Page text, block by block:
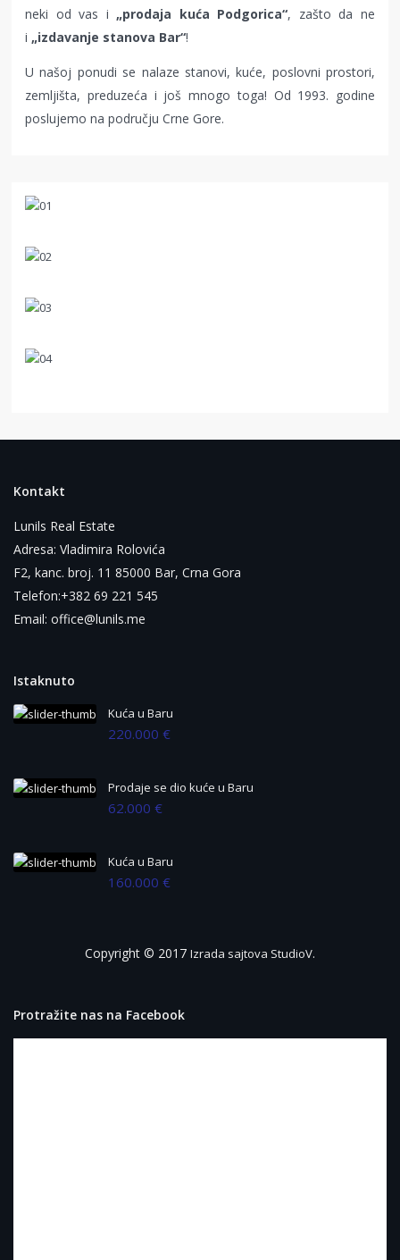
neki od vas i „prodaja kuća Podgorica“, zašto da ne
i „izdavanje stanova Bar“!
U našoj ponudi se nalaze stanovi, kuće, poslovni prostori,
zemljišta, preduzeća i još mnogo toga! Od 1993. godine
poslujemo na području Crne Gore.
Kontakt
Lunils Real Estate
Adresa: Vladimira Rolovića
F2, kanc. broj. 11 85000 Bar, Crna Gora
Telefon:+382 69 221 545
Email: office@lunils.me
Istaknuto
Kuća u Baru
220.000 €
Prodaje se dio kuće u Baru
62.000 €
Kuća u Baru
160.000 €
Copyright © 2017 Izrada sajtova StudioV.
Protražite nas na Facebook